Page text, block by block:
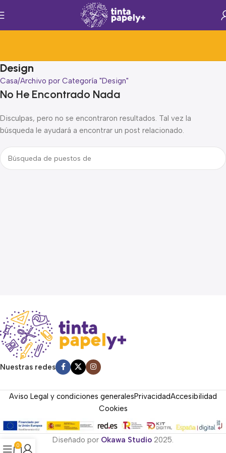
Design
Casa Archivo por Categoría "Design"
No He Encontrado Nada
Disculpas, pero no se encontraron resultados. Tal vez la
búsqueda le ayudará a encontrar un post relacionado.
Nuestras redes
Aviso Legal y condiciones generalesPrivacidadAccesibilidad
Cookies
Diseñado por Okawa Studio 2025.
0